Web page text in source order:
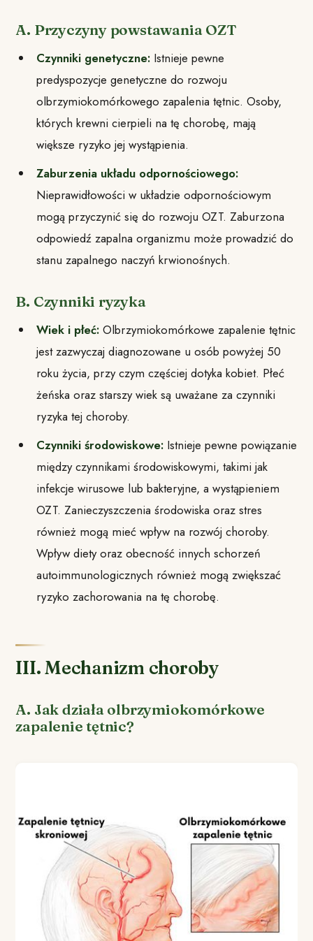
A. Przyczyny powstawania OZT
Czynniki genetyczne:Istnieje pewne
predyspozycje genetyczne do rozwoju
olbrzymiokomórkowego zapalenia tętnic. Osoby,
których krewni cierpieli na tę chorobę, mają
większe ryzyko jej wystąpienia.
Zaburzenia układu odpornościowego:
Nieprawidłowości w układzie odpornościowym
mogą przyczynić się do rozwoju OZT. Zaburzona
odpowiedź zapalna organizmu może prowadzić do
stanu zapalnego naczyń krwionośnych.
B. Czynniki ryzyka
Wiek i płeć:Olbrzymiokomórkowe zapalenie tętnic
jest zazwyczaj diagnozowane u osób powyżej 50
roku życia, przy czym częściej dotyka kobiet. Płeć
żeńska oraz starszy wiek są uważane za czynniki
ryzyka tej choroby.
Czynniki środowiskowe: Istnieje pewne powiązanie
między czynnikami środowiskowymi, takimi jak
infekcje wirusowe lub bakteryjne, a wystąpieniem
OZT. Zanieczyszczenia środowiska oraz stres
również mogą mieć wpływ na rozwój choroby.
Wpływ diety oraz obecność innych schorzeń
autoimmunologicznych również mogą zwiększać
ryzyko zachorowania na tę chorobę.
III. Mechanizm choroby
A. Jak działa olbrzymiokomórkowe
zapalenie tętnic?